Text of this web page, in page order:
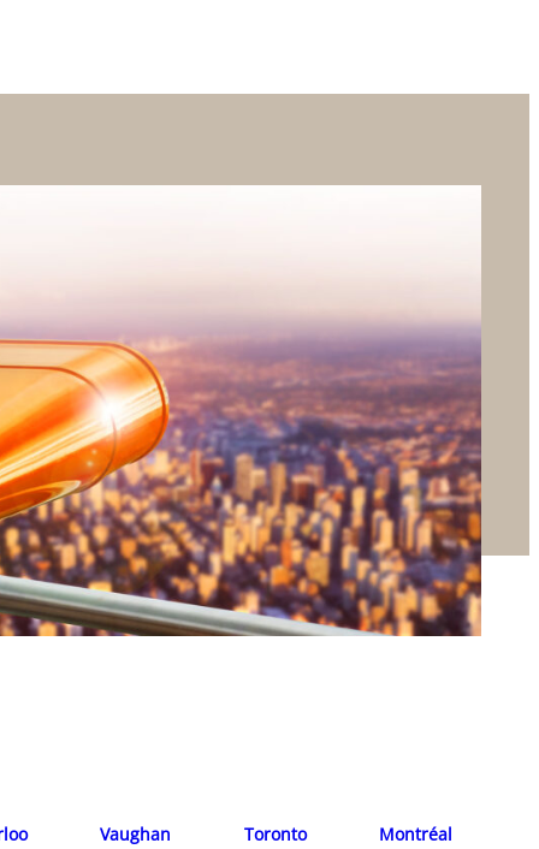
Vaughan Toronto Montréal